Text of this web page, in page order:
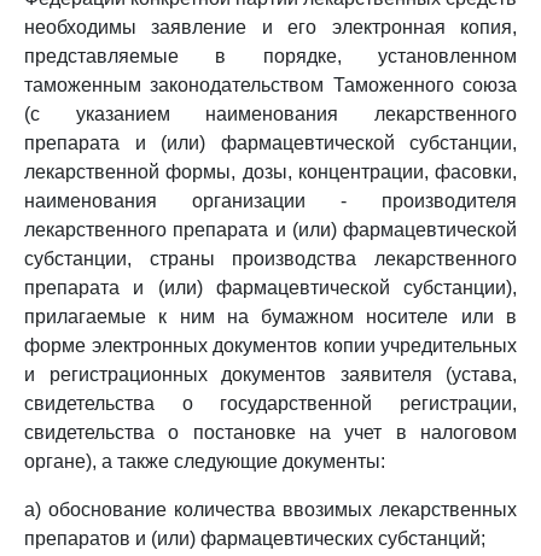
необходимы заявление и его электронная копия,
представляемые в порядке, установленном
таможенным законодательством Таможенного союза
(с указанием наименования лекарственного
препарата и (или) фармацевтической субстанции,
лекарственной формы, дозы, концентрации, фасовки,
наименования организации - производителя
лекарственного препарата и (или) фармацевтической
субстанции, страны производства лекарственного
препарата и (или) фармацевтической субстанции),
прилагаемые к ним на бумажном носителе или в
форме электронных документов копии учредительных
и регистрационных документов заявителя (устава,
свидетельства о государственной регистрации,
свидетельства о постановке на учет в налоговом
органе), а также следующие документы:
а) обоснование количества ввозимых лекарственных
препаратов и (или) фармацевтических субстанций;